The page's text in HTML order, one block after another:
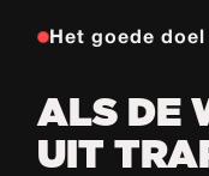
Het goede doel
ALS DE
UIT